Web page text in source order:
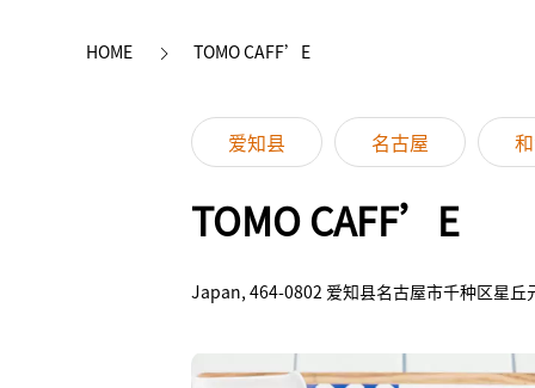
HOME TOMO CAFF’E
爱知县 名古屋
TOMO CAFF’E
Japan, 464-0802 爱知县名古屋市千种区星